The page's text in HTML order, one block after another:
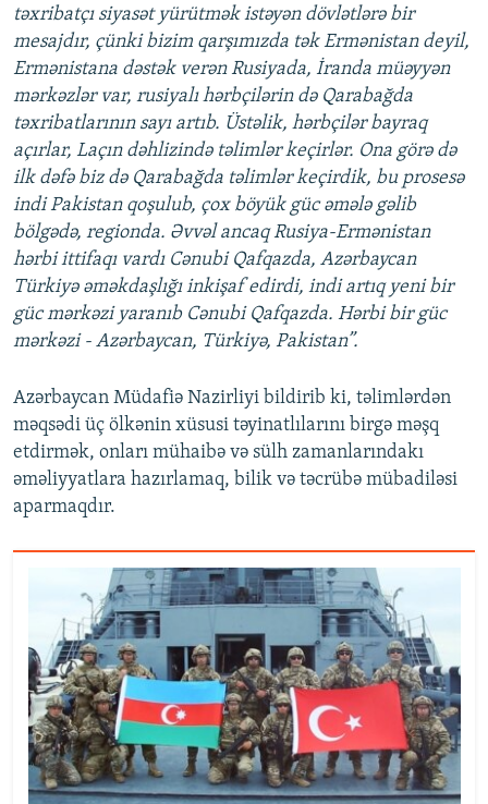
təxribatçı siyasət yürütmək istəyən dövlətlərə bir
mesajdır, çünki bizim qarşımızda tək Ermənistan deyil,
Ermənistana dəstək verən Rusiyada, İranda müəyyən
mərkəzlər var, rusiyalı hərbçilərin də Qarabağda
təxribatlarının sayı artıb. Üstəlik, hərbçilər bayraq
açırlar, Laçın dəhlizində təlimlər keçirlər. Ona görə də
ilk dəfə biz də Qarabağda təlimlər keçirdik, bu prosesə
indi Pakistan qoşulub, çox böyük güc əmələ gəlib
bölgədə, regionda. Əvvəl ancaq Rusiya-Ermənistan
hərbi ittifaqı vardı Cənubi Qafqazda, Azərbaycan
Türkiyə əməkdaşlığı inkişaf edirdi, indi artıq yeni bir
güc mərkəzi yaranıb Cənubi Qafqazda. Hərbi bir güc
mərkəzi - Azərbaycan, Türkiyə, Pakistan”.
Azərbaycan Müdafiə Nazirliyi bildirib ki, təlimlərdən
məqsədi üç ölkənin xüsusi təyinatlılarını birgə məşq
etdirmək, onları mühaibə və sülh zamanlarındakı
əməliyyatlara hazırlamaq, bilik və təcrübə mübadiləsi
aparmaqdır.